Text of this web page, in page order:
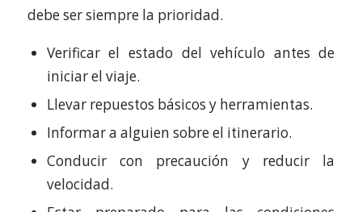
debe ser siempre la prioridad.
Verificar el estado del vehículo antes de
iniciar el viaje.
Llevar repuestos básicos y herramientas.
Informar a alguien sobre el itinerario.
Conducir con precaución y reducir la
velocidad.